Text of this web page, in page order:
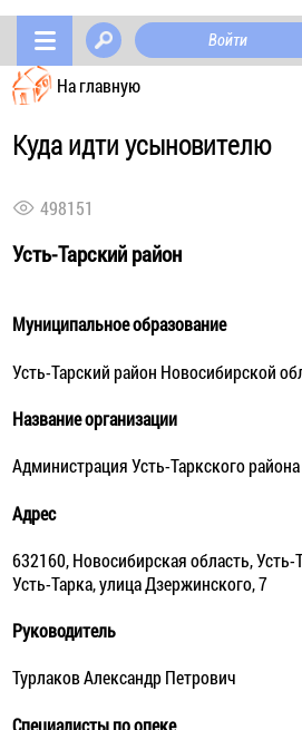
Войти
На главную
Куда идти усыновителю
498151
Усть-Тарский район
Муниципальное образование
Усть-Тарский район Новосибирской
Название организации
Администрация Усть-Таркского
Адрес
632160, Новосибирская область, Усть-
Усть-Тарка, улица Дзержинского, 7
Руководитель
Турлаков Александр Петрович
Специалисты по опеке